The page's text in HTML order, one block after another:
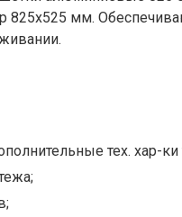
825х525 мм.
тех. хар-